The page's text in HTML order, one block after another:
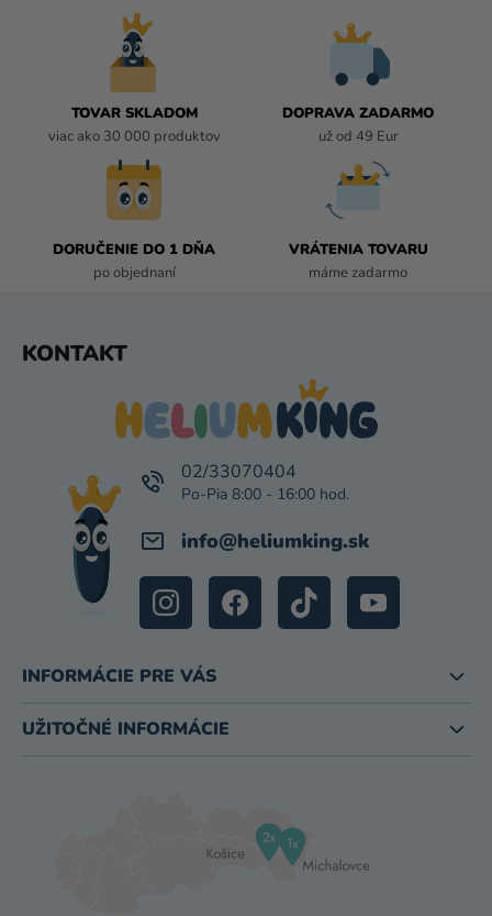
U
TOVAR SKLADOM
viac ako 30 000 produktov
DOPRAVA ZADARMO
už od 49 Eur
DORUČENIE DO 1 DŇA
po objednaní
VRÁTENIA TOVARU
máme zadarmo
KONTAKT
info@heliumking.sk
02/33070404
INFORMÁCIE PRE VÁS
UŽITOČNÉ INFORMÁCIE